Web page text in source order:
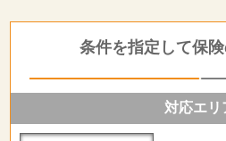
条件を指定して保
対応エリ